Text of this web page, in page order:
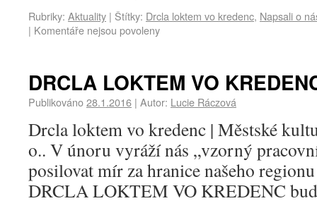
Rubriky: Aktuality | Štítky: Drcla loktem vo kredenc, Napsali o
| Komentáře nejsou povoleny
DRCLA LOKTEM VO
Publikováno28.1.2016 | Autor: Lucie Ráczová
Drcla loktem vo kredenc | Městské
o.. V únoru vyráží nás „vzorný
posilovat mír za hranice našeho
DRCLA LOKTEM VO KREDENC